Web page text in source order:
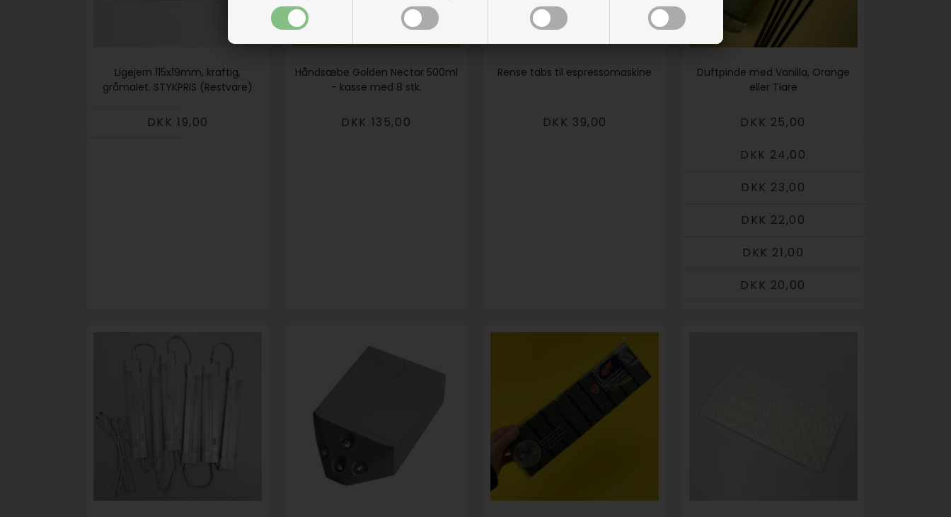
Ligejern 115x19mm, kraftig,
gråmalet. STYKPRIS (Restvare)
DKK 19,00
Håndsæbe Golden Nectar 500ml
- kasse med 8 stk.
DKK 135,00
Rense tabs til espressomaskine
DKK 39,00
Duftpinde med Vanilla, Orange
eller Tiare
DKK 25,00
DKK 24,00
DKK 23,00
DKK 22,00
DKK 21,00
DKK 20,00